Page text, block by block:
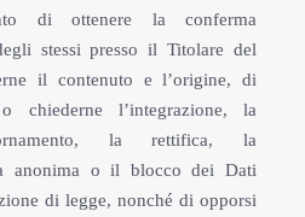
di ottenere la conferma
stessi presso il Titolare del
il contenuto e l’origine, di
chiederne l’integrazione, la
la rettifica, la
anonima o il blocco dei Dati
di legge, nonché di opporsi